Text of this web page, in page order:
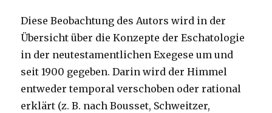
Diese Beobachtung des Autors wird in der
Übersicht über die Konzepte der Eschatologie
in der neutestamentlichen Exegese um und
seit 1900 gegeben. Darin wird der Himmel
entweder temporal verschoben oder rational
erklärt (z. B. nach Bousset, Schweitzer,